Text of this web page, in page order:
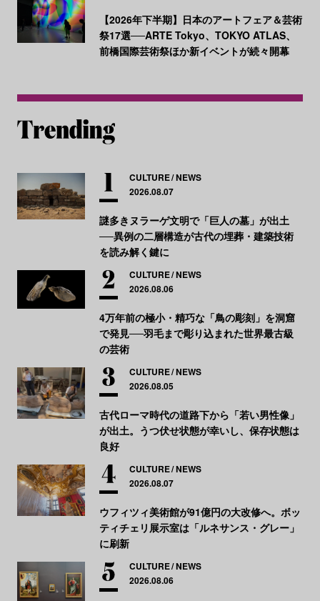
【2026年下半期】日本のアートフェア＆芸術
祭17選──ARTE Tokyo、TOKYO ATLAS、
前橋国際芸術祭ほか新イベントが続々開幕
CULTURE NEWS
2026.08.07
謎多きヌラーゲ文明で「巨人の墓」が出土
──異例の二層構造が古代の埋葬・建築技術
を読み解く鍵に
CULTURE NEWS
2026.08.06
4万年前の極小・精巧な「鳥の彫刻」を洞窟
で発見──羽毛まで彫り込まれた世界最古級
の芸術
CULTURE NEWS
2026.08.05
古代ローマ時代の道路下から「若い男性像」
が出土。うつ伏せ状態が幸いし、保存状態は
良好
CULTURE NEWS
2026.08.07
ウフィツィ美術館が91億円の大改修へ。ボッ
ティチェリ展示室は「ルネサンス・グレー」
に刷新
CULTURE NEWS
2026.08.06